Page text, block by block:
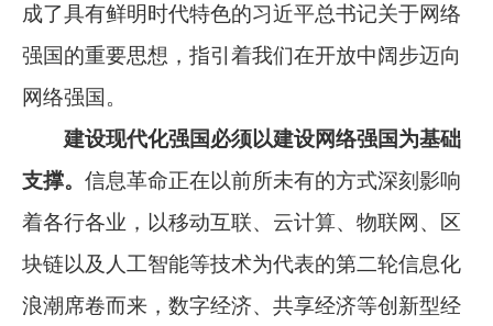
成了具有鲜明时代特色的习近平总书记关于网络
强国的重要思想，指引着我们在开放中阔步迈向
网络强国。
建设现代化强国必须以建设网络强国为基础
支撑。信息革命正在以前所未有的方式深刻影响
着各行各业，以移动互联、云计算、物联网、区
块链以及人工智能等技术为代表的第二轮信息化
浪潮席卷而来，数字经济、共享经济等创新型经